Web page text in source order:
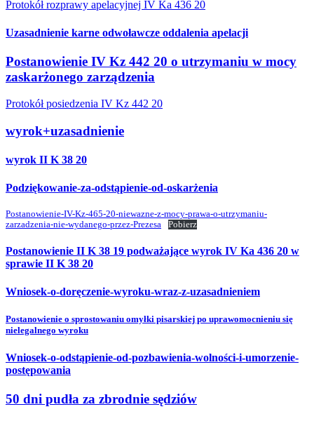
Protokół rozprawy apelacyjnej IV Ka 436 20
Uzasadnienie karne odwoławcze oddalenia apelacji
Postanowienie IV Kz 442 20 o utrzymaniu w mocy
zaskarżonego zarządzenia
Protokół posiedzenia IV Kz 442 20
wyrok+uzasadnienie
wyrok II K 38 20
Podziękowanie-za-odstąpienie-od-oskarżenia
Postanowienie-IV-Kz-465-20-niewazne-z-mocy-prawa-o-utrzymaniu-
zarzadzenia-nie-wydanego-przez-Prezesa
Pobierz
Postanowienie II K 38 19 podważające wyrok IV Ka 436 20 w
sprawie II K 38 20
Wniosek-o-doręczenie-wyroku-wraz-z-uzasadnieniem
Postanowienie o sprostowaniu omyłki pisarskiej po uprawomocnieniu się
nielegalnego wyroku
Wniosek-o-odstąpienie-od-pozbawienia-wolności-i-umorzenie-
postępowania
50 dni pudła za zbrodnie sędziów